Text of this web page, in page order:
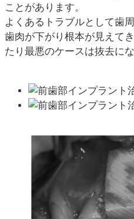
ことがあります。
よくあるトラブルとして歯
歯肉が下がり根本が見えて
たり最悪のケースは抜去に